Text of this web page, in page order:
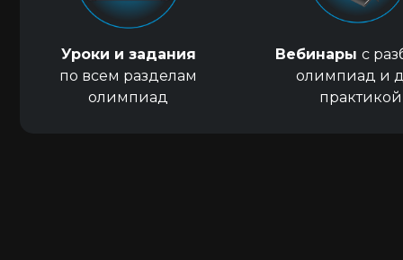
Уроки и задания
по всем разделам
олимпиад
Вебинары с
олимпиад и
практикой